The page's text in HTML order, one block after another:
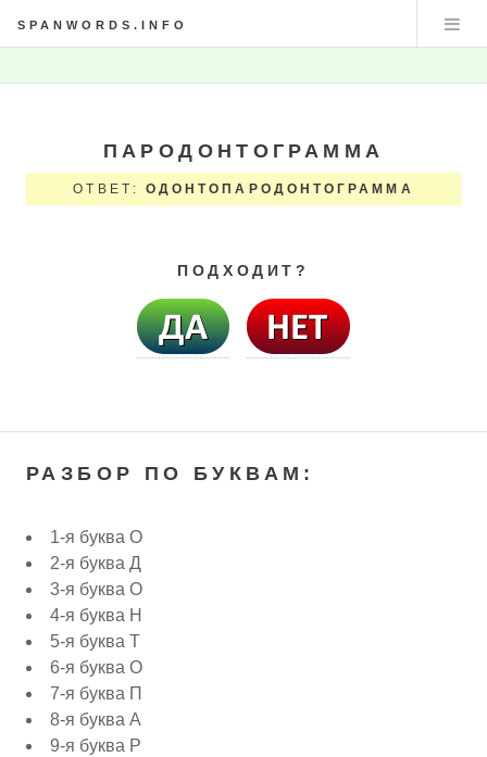
SPANWORDS.INFO
ПАРОДОНТОГРАММА
ОТВЕТ: ОДОНТОПАРОДОНТОГРАММА
ПОДХОДИТ?
РАЗБОР ПО БУКВАМ:
1-я буква О
2-я буква Д
3-я буква О
4-я буква Н
5-я буква Т
6-я буква О
7-я буква П
8-я буква А
9-я буква Р